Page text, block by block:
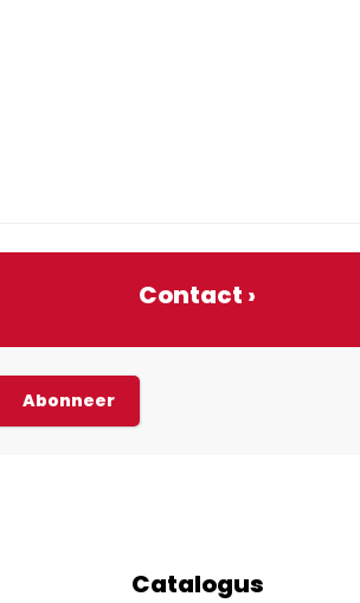
Contact ›
Abonneer
Catalogus